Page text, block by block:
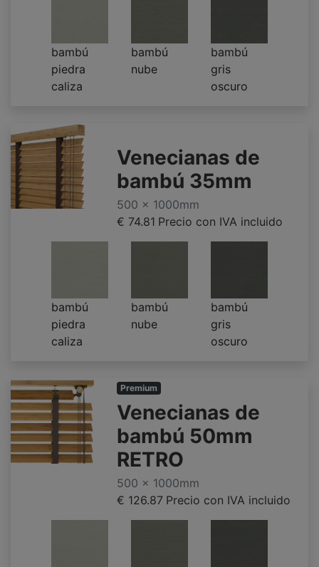
bambú
piedra
caliza
bambú
nube
bambú
gris
oscuro
Venecianas de
bambú 35mm
500 x 1000mm
€ 74.81 Precio con IVA incluido
bambú
piedra
caliza
bambú
nube
bambú
gris
oscuro
Premium
Venecianas de
bambú 50mm
RETRO
500 x 1000mm
€ 126.87 Precio con IVA incluido